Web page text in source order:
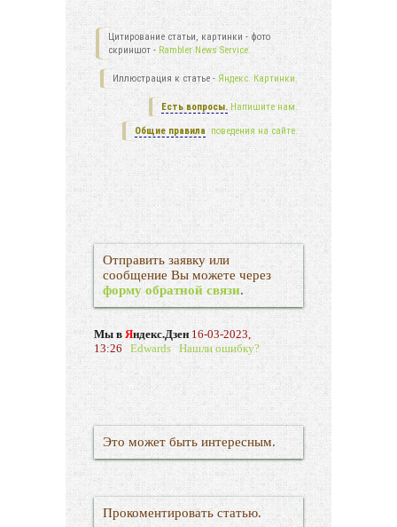
Цитирование статьи, картинки - фото
скриншот - Rambler News Service.
Иллюстрация к статье - Яндекс. Картинки.
Есть вопросы. Напишите нам.
Общие правила поведения на сайте.
Отправить заявку или
сообщение Вы можете через
форму обратной связи.
Мы в Яндекс.Дзен 16-03-2023,
13:26 Edwards Нашли ошибку?
Это может быть интересным.
Прокоментировать статью.